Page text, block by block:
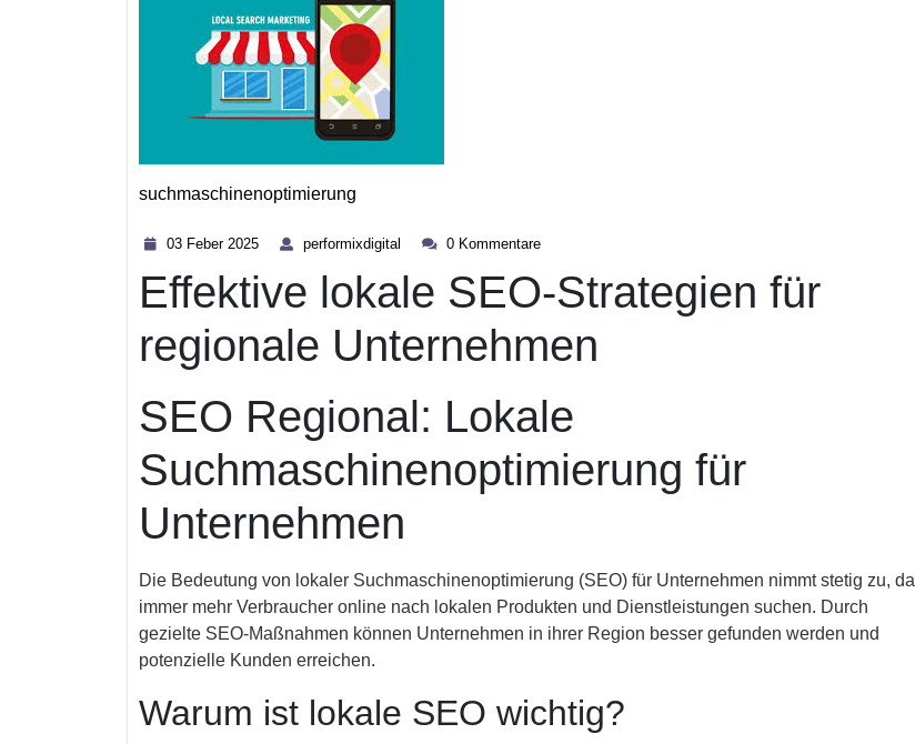
suchmaschinenoptimierung
03 Feber 2025
2025
performixdigital performixdigital
0 Kommentare
Effektive lokale SEO-Strategien für
regionale Unternehmen
SEO Regional: Lokale
Suchmaschinenoptimierung für
Unternehmen
Die Bedeutung von lokaler Suchmaschinenoptimierung (SEO) für Unternehmen nimmt stetig zu, da
immer mehr Verbraucher online nach lokalen Produkten und Dienstleistungen suchen. Durch
gezielte SEO-Maßnahmen können Unternehmen in ihrer Region besser gefunden werden und
potenzielle Kunden erreichen.
Warum ist lokale SEO wichtig?